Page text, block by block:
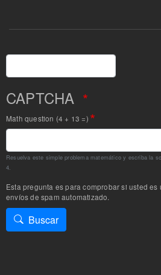
Buscar
CAPTCHA
Math question (4 + 13 =)
Resuelva este simple problema matemático y escriba la
4.
Esta pregunta es para comprobar si usted
envíos de spam automatizado.
Buscar